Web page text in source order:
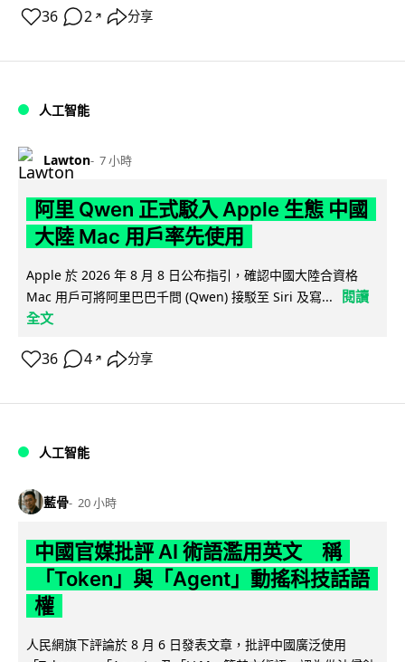
36 2 ↗ 分享
人工智能
Lawton 7 小時
阿里 Qwen 正式駁入 Apple 生態 中國
大陸 Mac 用戶率先使用
Apple 於 2026 年 8 月 8 日公布指引，確認中國大陸合資格
Mac 用戶可將阿里巴巴千問 (Qwen) 接駁至 Siri 及寫...
閱讀
全文
36 4 ↗ 分享
人工智能
藍骨 20 小時
中國官媒批評 AI 術語濫用英文 稱
「Token」與「Agent」動搖科技話語
權
人民網旗下評論於 8 月 6 日發表文章，批評中國廣泛使用